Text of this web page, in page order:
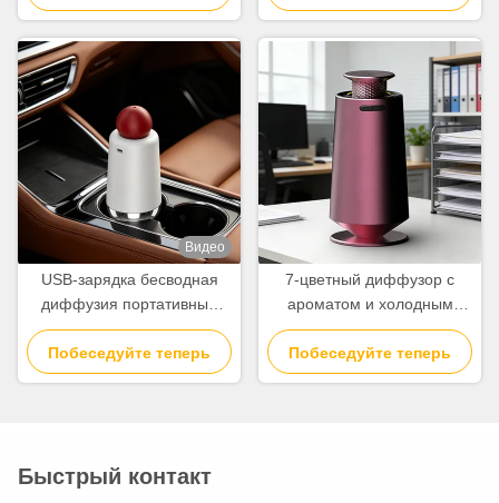
три режима распыления
ароматическими
молекулами
нанометрового размера
Видео
USB-зарядка бесводная
диффузия портативный
автомобильный ароматный
диффузор диффузор
эфирного масла для
Побеседуйте теперь
7-цветный диффузор с
ароматом и холодным
распылением для эфирных
масел
Побеседуйте теперь
Быстрый контакт